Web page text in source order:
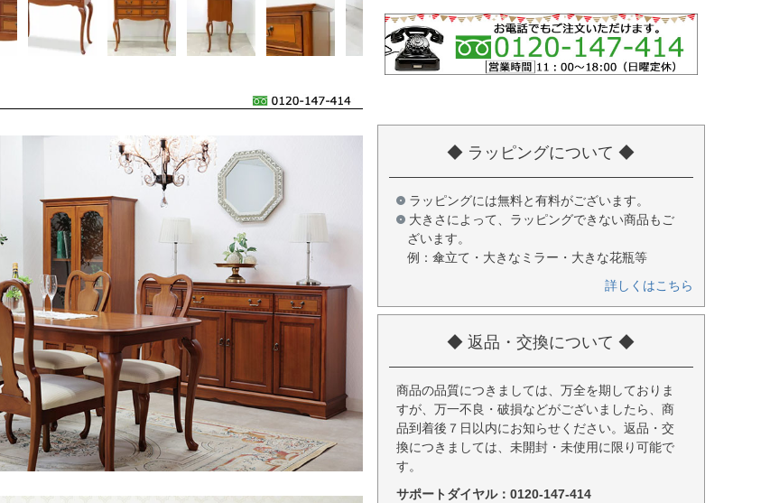
◆ ラッピングについて ◆
ラッピングには無料と有料がございます。
大きさによって、ラッピングできない商品もご
ざいます。
例：傘立て・大きなミラー・大きな花瓶等
詳しくはこちら
◆ 返品・交換について ◆
商品の品質につきましては、万全を期しておりま
すが、万一不良・破損などがございましたら、商
品到着後７日以内にお知らせください。返品・交
換につきましては、未開封・未使用に限り可能で
す。
サポートダイヤル：0120-147-414